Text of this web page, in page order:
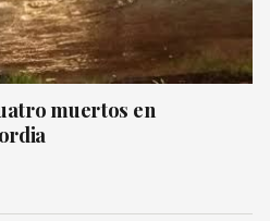
muertos en